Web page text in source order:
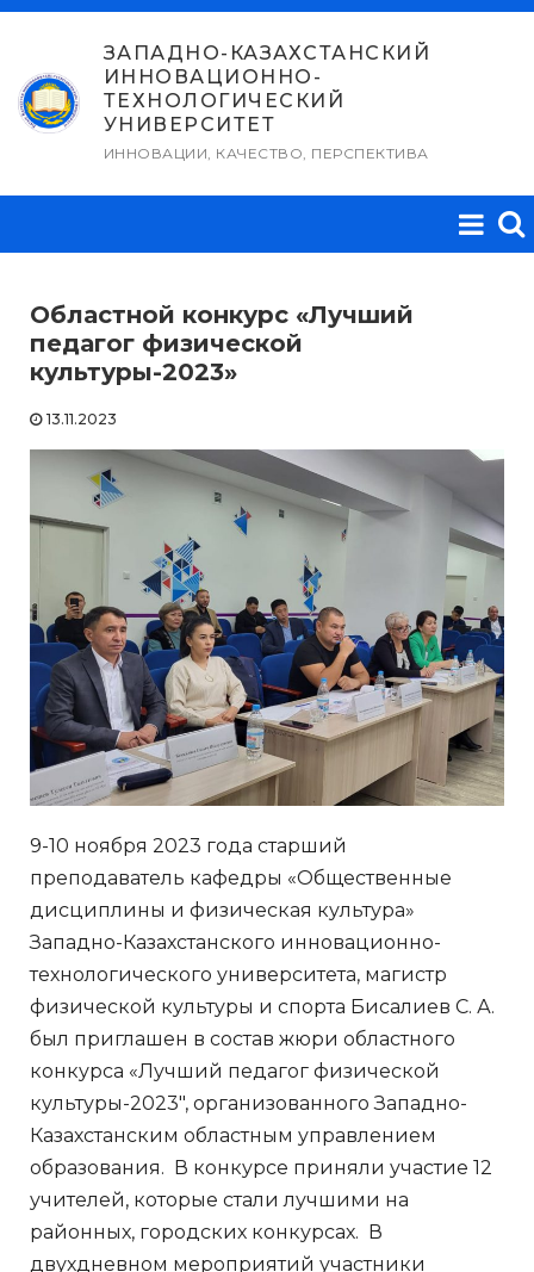
Перейти
содержимому
ЗАПАДНО-КАЗАХСТАНСКИЙ
ИННОВАЦИОННО-
ТЕХНОЛОГИЧЕСКИЙ
УНИВЕРСИТЕТ
ИННОВАЦИИ, КАЧЕСТВО, ПЕРСПЕКТИВА
Областной конкурс «Лучший
педагог физической
культуры-2023»
13.11.2023
9-10 ноября 2023 года старший
преподаватель кафедры «Общественные
дисциплины и физическая культура»
Западно-Казахстанского инновационно-
технологического университета, магистр
физической культуры и спорта Бисалиев С. А.
был приглашен в состав жюри областного
конкурса «Лучший педагог физической
культуры-2023″, организованного Западно-
Казахстанским областным управлением
образования. В конкурсе приняли участие 12
учителей, которые стали лучшими на
районных, городских конкурсах. В
двухдневном мероприятий участники